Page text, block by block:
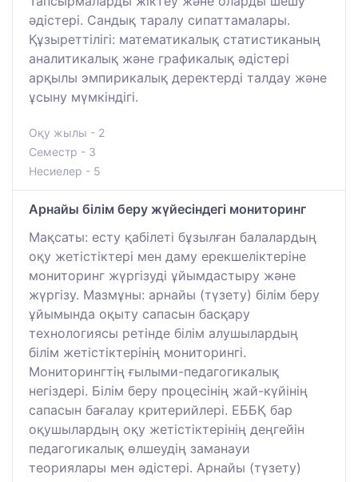
әдістері. Сандық таралу сипаттамалары.
Құзыреттілігі: математикалық статистиканың
аналитикалық және графикалық әдістері
арқылы эмпирикалық деректерді талдау және
ұсыну мүмкіндігі.
Оқу жылы - 2
Семестр - 3
Несиелер - 5
Арнайы білім беру жүйесіндегі мониторинг
Мақсаты: есту қабілеті бұзылған балалардың
оқу жетістіктері мен даму ерекшеліктеріне
мониторинг жүргізуді ұйымдастыру және
жүргізу. Мазмұны: арнайы (түзету) білім беру
ұйымында оқыту сапасын басқару
технологиясы ретінде білім алушылардың
білім жетістіктерінің мониторингі.
Мониторингтің ғылыми-педагогикалық
негіздері. Білім беру процесінің жай-күйінің
сапасын бағалау критерийлері. ЕББҚ бар
оқушылардың оқу жетістіктерінің деңгейін
педагогикалық өлшеудің заманауи
теориялары мен әдістері. Арнайы (түзету)